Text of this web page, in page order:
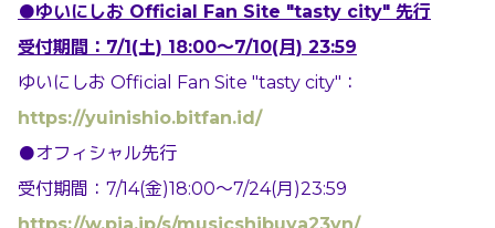
●ゆいにしお Official Fan Site "tasty city" 先行
受付期間： 7/1(土) 18:00～7/10(月) 23:59
ゆいにしお Official Fan Site "tasty city"：
https://yuinishio.bitfan.id/
●オフィシャル先行
受付期間：7/14(金)18:00～7/24(月)23:59